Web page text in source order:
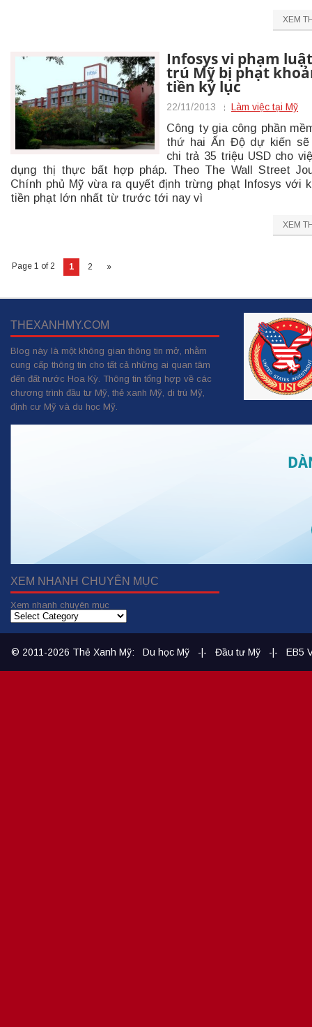
XEM
Infosys vi phạm
trú Mỹ bị phạt
tiền kỷ lục
22/11/2013 Làm việc tại Mỹ
Công ty gia công phần
thứ hai Ấn Độ dự kiến sẽ
chi trả 35 triệu USD cho
dụng thị thực bất hợp pháp. Theo The Wall Street
Chính phủ Mỹ vừa ra quyết định trừng phạt Infosys với
tiền phạt lớn nhất từ trước tới nay vì
XEM
Page 1 of 2 1 2 »
THEXANHMY.COM
Blog này là một không gian thông tin mở, nhằm
cung cấp thông tin cho tất cả những ai quan tâm
đến đất nước Hoa Kỳ. Thông tin tổng hợp về các
chương trình đầu tư Mỹ, thẻ xanh Mỹ, di trú Mỹ,
định cư Mỹ và du học Mỹ.
XEM NHANH CHUYÊN MỤC
Xem nhanh chuyên mục
© 2011-2026 Thẻ Xanh Mỹ: Du học Mỹ -|- Đầu tư Mỹ -|- EB5